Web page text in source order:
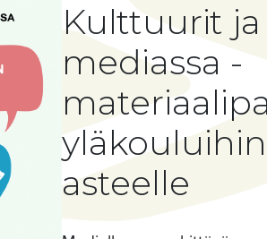
Kulttuurit
mediassa -
asteelle